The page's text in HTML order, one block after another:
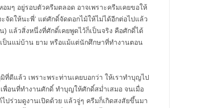
ๆ อยู่รอบตัวครีมตลอด อาจเพราะครีมเคยขอให้
จัดให้นะพี่’ แต่ศักดิ์จัดดอกไม้ให้ไม่ได้อีกต่อไปแล้ว
แล้วสิ่งหนึ่งที่ศักดิ์เคยพูดไว้ก็เป็นจริง คือศักดิ์ได้
ป็นแม่บ้าน ยาม หรือแม้แต่นักศึกษาที่ทำงานตอน
ดีแล้ว เพราะพระท่านเคยบอกว่า ให้เราทำบุญไป
อนที่ทำงานศักดิ์ ทำบุญให้ศักดิ์สม่ำเสมอ จนเมื่อ
ร่วมดูงานเปิดด้วย แล้วจู่ๆ ครีมก็เกิดสงสัยขึ้นมา